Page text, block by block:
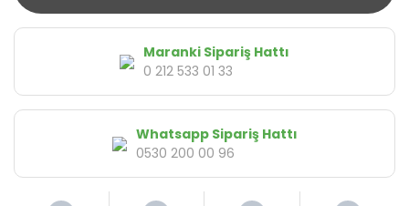
Maranki Sipariş Hattı
0 212 533 01 33
Whatsapp Sipariş Hattı
0530 200 00 96